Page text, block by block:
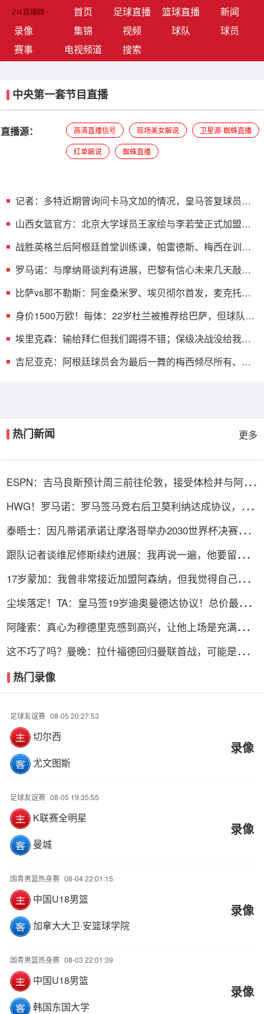
首页(current)足球直播 篮球直播
新闻
录像
集锦 视频 球队
球员
赛事
电视频道 搜索
中央第一套节目直播
直播源： 高清直播信号 现场美女解说 卫星源-蜘蛛直播
红单解说 蜘蛛直播
记者：多特近期曾询问卡马文加的情况，皇马答复球员是
山西女篮官方：北京大学球员王家绘与李若莹正式加盟球
战胜英格兰后阿根廷首堂训练课，帕雷德斯、梅西在训练
罗马诺：与摩纳哥谈判有进展，巴黎有信心未来几天敲定
比萨vs那不勒斯：阿金桑米罗、埃贝彻尔首发，麦克托米
身价1500万欧！每体：22岁杜兰被推荐给巴萨，但球队暂
埃里克森：输给拜仁但我们踢得不错；保级决战没给我负
吉尼亚克：阿根廷球员会为最后一舞的梅西倾尽所有、超
热门新闻 更多
ESPN：吉马良斯预计周三前往伦敦，接受体检并与阿森
HWG！罗马诺：罗马签马竞右后卫莫利纳达成协议，总
泰晤士：因凡蒂诺承诺让摩洛哥举办2030世界杯决赛，
跟队记者谈维尼修斯续约进展：我再说一遍，他要留下
17岁蒙加：我曾非常接近加盟阿森纳，但我觉得自己更适
尘埃落定！TA：皇马签19岁迪奥曼德达协议！总价最高
阿隆索：真心为穆德里克感到高兴，让他上场是充满情感
这不巧了吗？曼晚：拉什福德回归曼联首战，可能是对阿
热门录像
足球友谊赛 08-05 20:27:53
切尔西
尤文图斯
录像
足球友谊赛 08-05 19:35:55
K联赛全明星
曼城
录像
国青男篮热身赛 08-04 22:01:15
中国U18男篮
加拿大大卫·安篮球学院
录像
国青男篮热身赛 08-03 22:01:39
中国U18男篮
韩国东国大学
录像